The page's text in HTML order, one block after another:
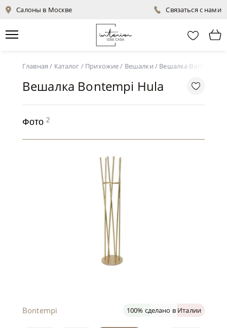
Салоны в Москве Связаться с нами
Главная / Каталог / Прихожие/ Вешалки / Вешалка Bontempi
Вешалка Bontempi Hula
Фото 2
Bontempi 100% сделано в Италии